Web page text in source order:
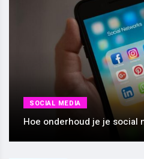
SOCIAL MEDIA
Hoe onderhoud je je social